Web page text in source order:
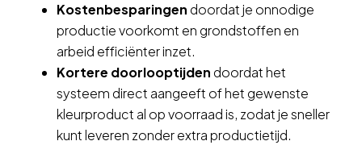
Kostenbesparingen doordat je onnodige
productie voorkomt en grondstoffen en
arbeid efficiënter inzet.
Kortere doorlooptijden doordat het
systeem direct aangeeft of het gewenste
kleurproduct al op voorraad is, zodat je sneller
kunt leveren zonder extra productietijd.